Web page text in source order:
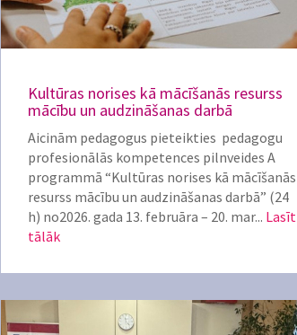
Kultūras norises kā mācīšanās resurss
mācību un audzināšanas darbā
Aicinām pedagogus pieteikties pedagogu
profesionālās kompetences pilnveides A
programmā “Kultūras norises kā mācīšanās
resurss mācību un audzināšanas darbā” (24
h) no2026. gada 13. februāra – 20. mar... Lasīt
tālāk